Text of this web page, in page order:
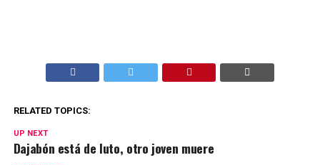
RELATED TOPICS:
UP NEXT
Dajabón está de luto, otro joven muere